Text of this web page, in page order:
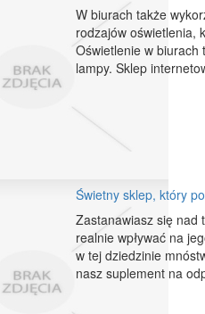
W biurach także
rodzajów oświetlenia,
Oświetlenie w biurach
lampy. Sklep
Świetny sklep, który
Zastanawiasz się nad
realnie wpływać na
w tej dziedzinie
nasz suplement na